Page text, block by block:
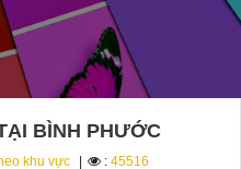
BÌNH PHƯỚC
khu vực : 45516